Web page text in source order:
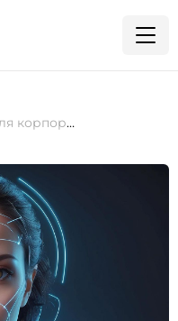
Microsoft випускає Face Check для корпоративного використання